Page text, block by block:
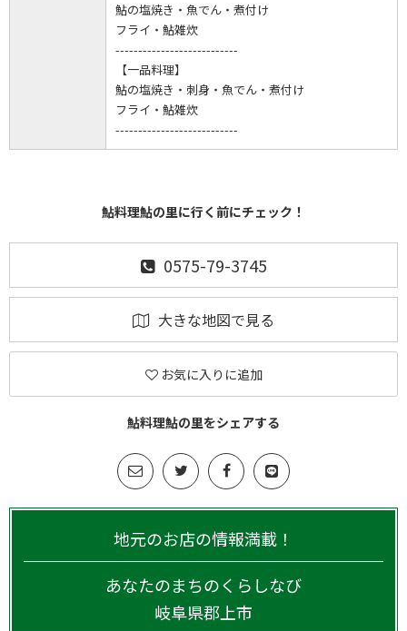
鮎の塩焼き・魚でん・煮付け
フライ・鮎雑炊
---------------------------
【一品料理】
鮎の塩焼き・刺身・魚でん・煮付け
フライ・鮎雑炊
---------------------------
鮎料理鮎の里に行く前にチェック！
0575-79-3745
大きな地図で見る
お気に入りに追加
鮎料理鮎の里をシェアする
地元のお店の情報満載！
あなたのまちのくらしなび
岐阜県郡上市